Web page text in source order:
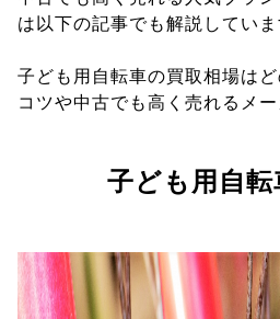
は以下の記事でも解説していま
子ども用自転車の買取相場は
コツや中古でも高く売れるメ
子ども用自